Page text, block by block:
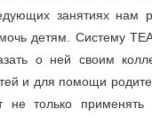
занятиях нам
детям. Систему
о ней своим
и для помощи
не только